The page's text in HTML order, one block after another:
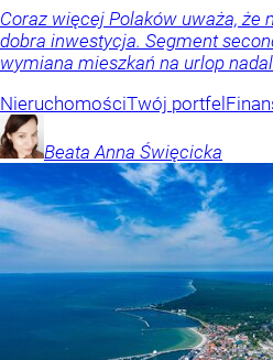
Coraz więcej Polaków uważa, że
dobra inwestycja. Segment
wymiana mieszkań na urlop
NieruchomościTwój portfel
Beata Anna Święcicka